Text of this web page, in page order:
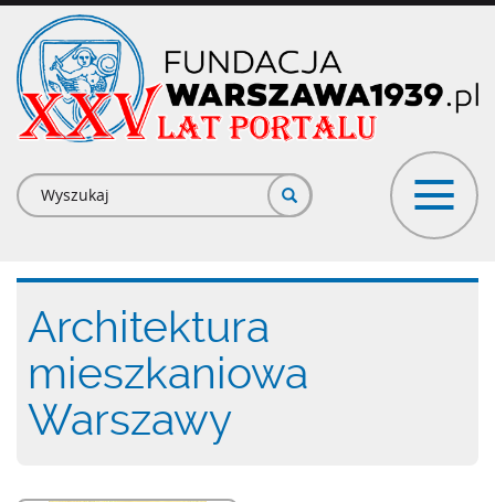
Przejdź
treści
Formularz
wyszukiwania
Architektura
mieszkaniowa
Warszawy